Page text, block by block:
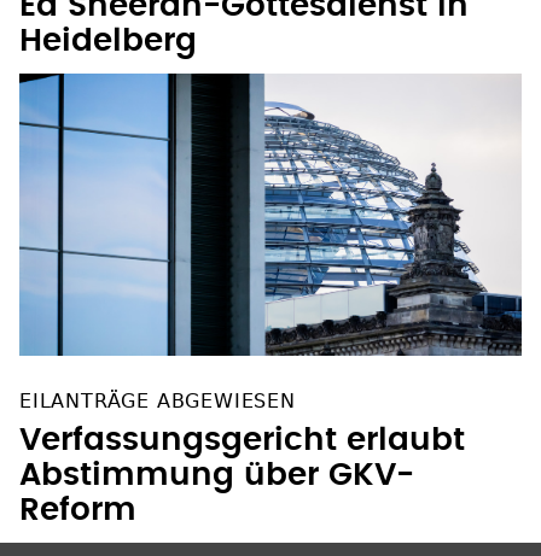
Ed Sheeran-Gottesdienst in
Heidelberg
EILANTRÄGE ABGEWIESEN
Verfassungsgericht erlaubt
Abstimmung über GKV-